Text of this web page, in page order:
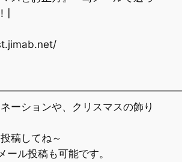
ーションや、クリスマスの飾り
稿してね～
ル投稿も可能です。